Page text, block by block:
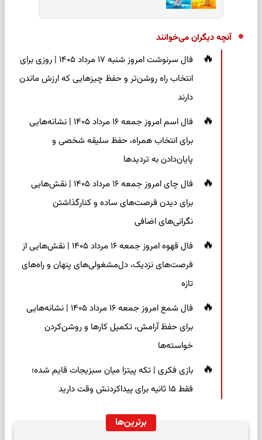
آنچه دیگران می‌خوانند
فال سرنوشت امروز شنبه ۱۷ مرداد ۱۴۰۵ | روزی برای
انتخاب راه روشن‌تر و حفظ چیزهایی که ارزش ماندن
دارند
فال اسم امروز جمعه ۱۶ مرداد ۱۴۰۵ | نشانه‌هایی
برای انتخاب همراه، حفظ سلیقه شخصی و
پایان‌دادن به تردیدها
فال چای امروز جمعه ۱۶ مرداد ۱۴۰۵ | نقش‌هایی
برای دیدن فرصت‌های ساده و کنارگذاشتن
نگرانی‌های اضافی
فال قهوه امروز جمعه ۱۶ مرداد ۱۴۰۵ | نقش‌هایی از
فرصت‌های نزدیک، دل‌مشغولی‌های پنهان و راه‌های
تازه
فال شمع امروز جمعه ۱۶ مرداد ۱۴۰۵ | نشانه‌هایی
برای حفظ آرامش، تکمیل کارها و روشن‌کردن
خواسته‌ها
بازی فکری | تکه پیتزا میان سبزیجات قایم شده؛
فقط ۱۵ ثانیه برای پیداکردنش وقت دارید
برترین‌ها